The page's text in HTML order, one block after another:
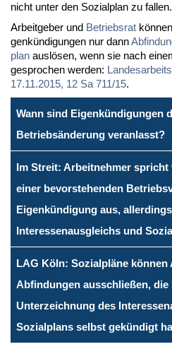
nicht un­ter den So­zi­al­plan zu fal­len.
Ar­beit­ge­ber und Be­triebs­rat
gen­kün­di­gun­gen nur dann
plan aus­lö­sen, wenn sie nach
ge­spro­chen wer­den:
17.11.2015, 12 Sa 711/15.
Wann sind Eigenkündigungen
Betriebsänderung veranlasst?
Im Streit: Arbeitnehmer
einer bevorstehenden
Eigenkündigung aus,
Interessenausgleichs und
LAG Köln: Sozialpläne können
Abfindungen ausschließen, die
Unterzeichnung des
Sozialplans selbst gekündigt